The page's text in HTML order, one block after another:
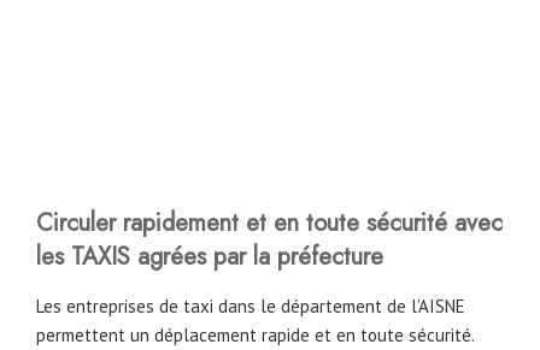
Circuler rapidement et en toute sécurité avec
les TAXIS agrées par la préfecture
Les entreprises de taxi dans le département de l’AISNE
permettent un déplacement rapide et en toute sécurité.